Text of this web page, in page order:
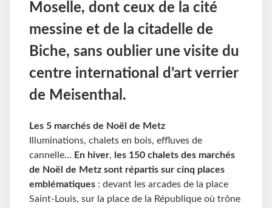
Moselle, dont ceux de la cité
messine et de la citadelle de
Biche, sans oublier une visite du
centre international d’art verrier
de Meisenthal.
Les 5 marchés de Noël de Metz
Illuminations, chalets en bois, effluves de
cannelle... En hiver, les 150 chalets des marchés
de Noël de Metz sont répartis sur cinq places
emblématiques : devant les arcades de la place
Saint-Louis, sur la place de la République où trône